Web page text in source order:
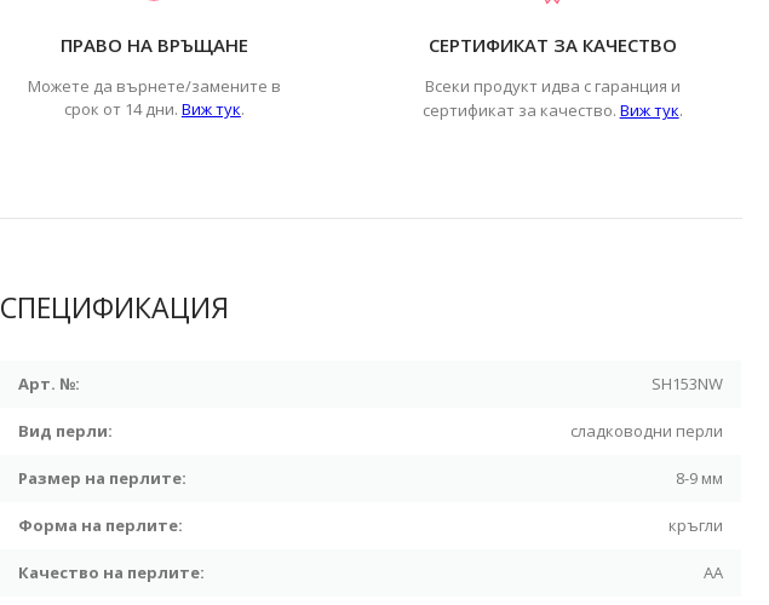
ПРАВО НА ВРЪЩАНЕ
Можете да върнете/замените в
срок от 14 дни. Виж тук.
СЕРТИФИКАТ ЗА КАЧЕСТВО
Всеки продукт идва с гаранция и
сертификат за качество. Виж тук.
СПЕЦИФИКАЦИЯ
Арт. №: SH153NW
Вид перли: сладководни перли
Размер на перлите: 8-9 мм
Форма на перлите: кръгли
Качество на перлите: АА